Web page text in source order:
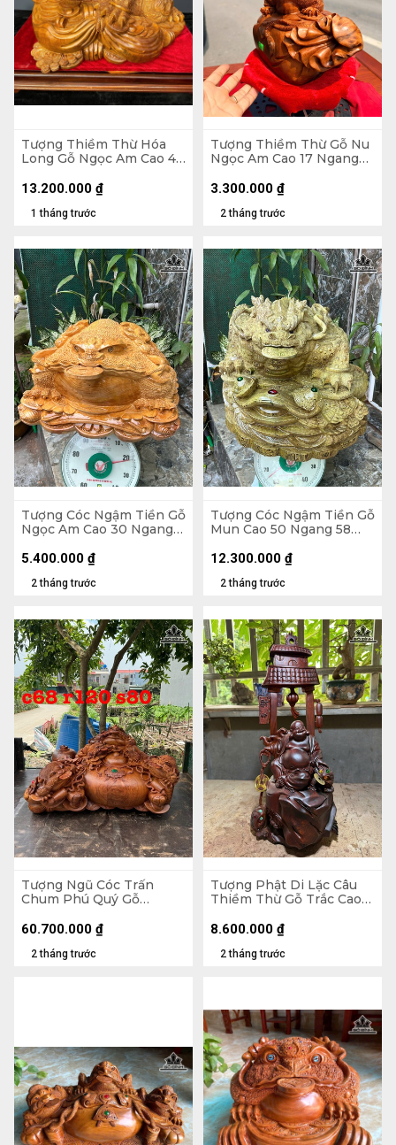
Tượng Thiềm Thừ Hóa
Long Gỗ Ngọc Am Cao 43
1 tháng trước
13.200.000 ₫
Tượng Thiềm Thừ Gỗ Nu
Ngọc Am Cao 17 Ngang
2 tháng trước
3.300.000 ₫
Tượng Cóc Ngậm Tiền Gỗ
Ngọc Am Cao 30 Ngang
2 tháng trước
5.400.000 ₫
Tượng Cóc Ngậm Tiền Gỗ
Mun Cao 50 Ngang 58
2 tháng trước
12.300.000 ₫
Tượng Ngũ Cóc Trấn
Chum Phú Quý Gỗ
Sâu 80 (cm)
2 tháng trước
60.700.000 ₫
Tượng Phật Di Lặc Câu
Thiềm Thừ Gỗ Trắc Cao
2 tháng trước
8.600.000 ₫